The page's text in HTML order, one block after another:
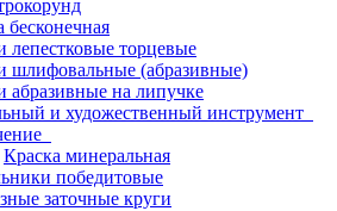
бесконечная
лепестковые торцевые
шлифовальные (абразивные)
абразивные на липучке
и художественный инструмент
Краска минеральная
победитовые
заточные круги